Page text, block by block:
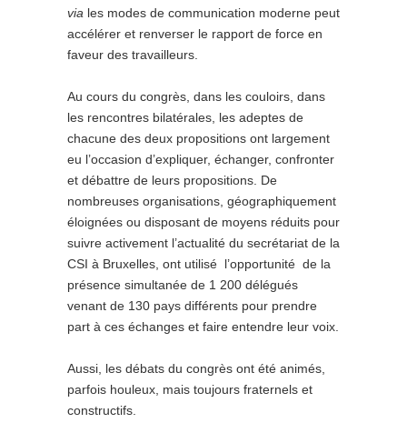
via les modes de communication moderne peut
accélérer et renverser le rapport de force en
faveur des travailleurs.
Au cours du congrès, dans les couloirs, dans
les rencontres bilatérales, les adeptes de
chacune des deux propositions ont largement
eu l’occasion d’expliquer, échanger, confronter
et débattre de leurs propositions. De
nombreuses organisations, géographiquement
éloignées ou disposant de moyens réduits pour
suivre activement l’actualité du secrétariat de la
CSI à Bruxelles, ont utilisé l’opportunité de la
présence simultanée de 1 200 délégués
venant de 130 pays différents pour prendre
part à ces échanges et faire entendre leur voix.
Aussi, les débats du congrès ont été animés,
parfois houleux, mais toujours fraternels et
constructifs.